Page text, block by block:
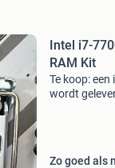
Intel i7-
RAM Kit
Te koop:
wordt
Zo goed als